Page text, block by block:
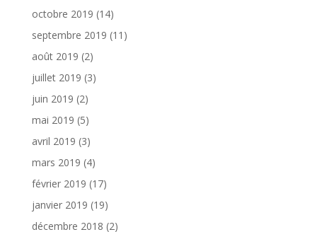
octobre 2019 (14)
septembre 2019 (11)
août 2019 (2)
juillet 2019 (3)
juin 2019 (2)
mai 2019 (5)
avril 2019 (3)
mars 2019 (4)
février 2019 (17)
janvier 2019 (19)
décembre 2018 (2)